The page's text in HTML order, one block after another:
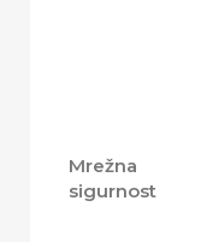
Mrežna
sigurnost